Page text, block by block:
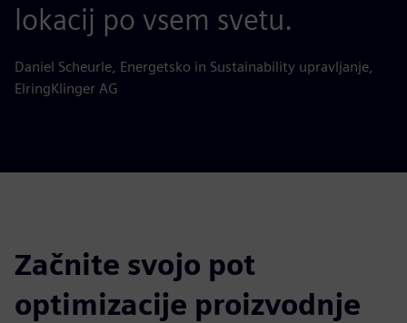
lokacij po vsem svetu.
Daniel Scheurle, Energetsko in Sustainability upravljanje,
ElringKlinger AG
Začnite svojo pot
optimizacije proizvodnje